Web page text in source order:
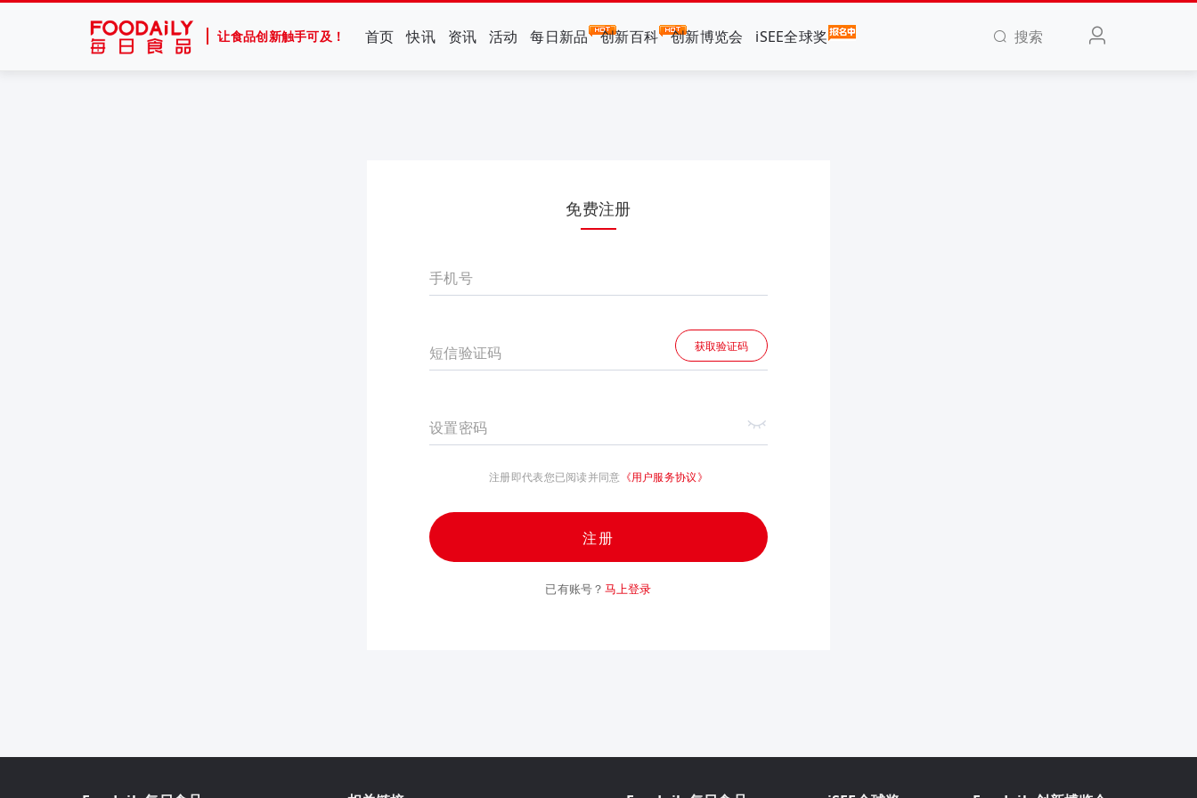
让食品创新触手可及！ 首页 快讯 资讯 活动 每日新品 创新百科 创新博览会 iSEE全球奖 搜索
免费注册
手机号
短信验证码 获取验证码
设置密码
注册即代表您已阅读并同意 《用户服务协议》
注册
已有账号？ 马上登录